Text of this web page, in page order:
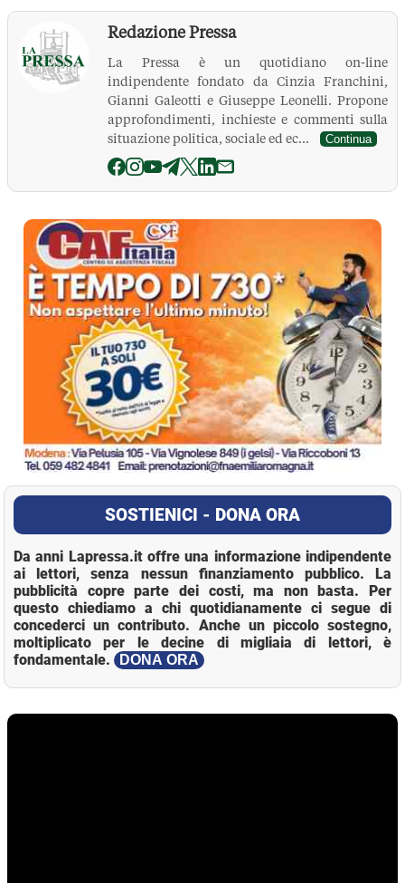
Redazione Pressa
La Pressa è un quotidiano on-line
indipendente fondato da Cinzia Franchini,
Gianni Galeotti e Giuseppe Leonelli. Propone
approfondimenti, inchieste e commenti sulla
situazione politica, sociale ed ec...
Continua
La Pressa
SOSTIENICI - DONA ORA
Da anni Lapressa.it offre una informazione indipendente
ai lettori, senza nessun finanziamento pubblico. La
pubblicità copre parte dei costi, ma non basta. Per
questo chiediamo a chi quotidianamente ci segue di
concederci un contributo. Anche un piccolo sostegno,
moltiplicato per le decine di migliaia di lettori, è
fondamentale.
DONA ORA